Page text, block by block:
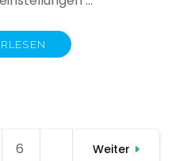
Seite
6 Weiter